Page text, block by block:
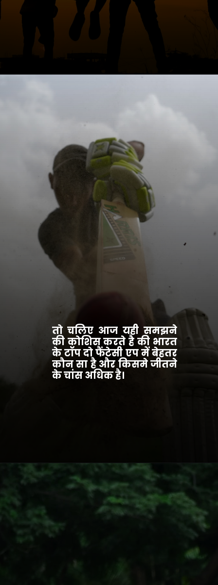
तो चलिए आज यही समझने
की कोशिस करते है की भारत
के टॉप दो फैंटेसी एप में बेहतर
कौन सा है और किसमे जीतने
के चांस अधिक है।